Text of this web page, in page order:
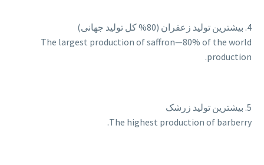
4. بیشترین تولید زعفران (80% کل تولید جهانی)
The largest production of saffron—80% of the world
production.
5. بیشترین تولید زرشک
The highest production of barberry.